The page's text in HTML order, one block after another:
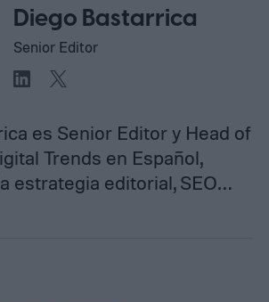
Diego Bastarrica
Senior Editor
es Senior Editor y Head of
Trends en Español,
estrategia editorial, SEO…